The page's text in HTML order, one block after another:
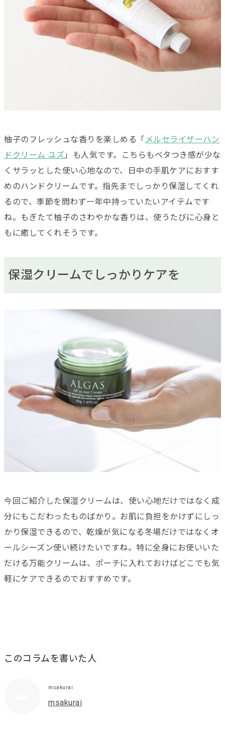
柚子のフレッシュな香りを楽しめる「 メルセライザーハン
ドクリーム ユズ 」も人気です。こちらもベタつき感が少な
くサラッとした使い心地なので、日中の手肌ケアにおすす
めのハンドクリームです。指先までしっかり保湿してくれ
るので、季節を問わず一年中持っていたいアイテムです
ね。もぎたて柚子のさわやかな香りは、使うたびに心身と
もに癒してくれそうです。
保湿クリームでしっかりケアを
今回ご紹介した保湿クリームは、使い心地だけではなく成
分にもこだわったものばかり。お肌に負担をかけずにしっ
かり保湿できるので、乾燥が気になる冬場だけではなくオ
ールシーズン使い続けたいですね。特に全身にお使いいた
だける万能クリームは、ポーチに入れておけばどこでも気
軽にケアできるのでおすすめです。
このコラムを書いた人
msakurai
msakurai